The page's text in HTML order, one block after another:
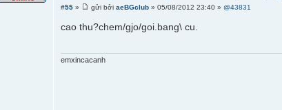
#55 » gửi bởiaeBGclub » 05/08/2012 23:40 »@43831
cao thu?chem/gjo/goi.bang\ cu.
emxincacanh